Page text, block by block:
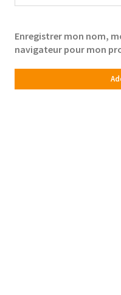
Enregistrer mon nom,
navigateur pour mon